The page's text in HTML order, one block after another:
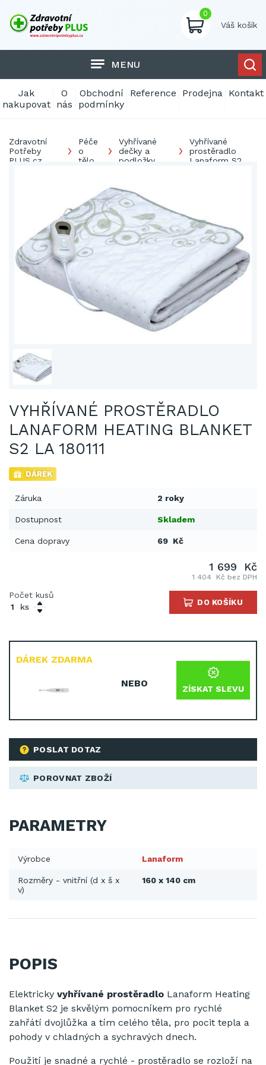
0
Váš košík
MENU
Jak
nakupovat
O
nás
Obchodní
podmínky
Reference Prodejna Kontakt
Zdravotní
Potřeby
PLUS.cz
Péče
o
tělo
Vyhřívané
dečky a
podložky
Vyhřívané
prostěradlo
Lanaform S2
VYHŘÍVANÉ PROSTĚRADLO
LANAFORM HEATING BLANKET
S2 LA 180111
DÁREK
Záruka 2 roky
Dostupnost Skladem
Cena dopravy 69 Kč
POSLAT DOTAZ
POROVNAT ZBOŽÍ
DÁREK ZDARMA
NEBO ZÍSKAT SLEVU
1 699 Kč
1 404 Kč bez DPH
Počet kusů
ks
DO KOŠÍKU
PARAMETRY
Výrobce Lanaform
Rozměry - vnitřní (d x š x
v)
160 x 140 cm
POPIS
Elektricky vyhřívané prostěradlo Lanaform Heating
Blanket S2 je skvělým pomocníkem pro rychlé
zahřátí dvojlůžka a tím celého těla, pro pocit tepla a
pohody v chladných a sychravých dnech.
Použití je snadné a rychlé - prostěradlo se rozloží na